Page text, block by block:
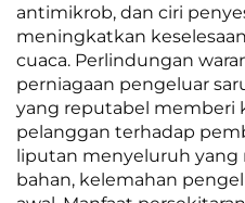
antimikrob, dan ciri
meningkatkan
cuaca. Perlindungan
perniagaan pengeluar
yang reputabel memberi
pelanggan terhadap
liputan menyeluruh yang
bahan, kelemahan